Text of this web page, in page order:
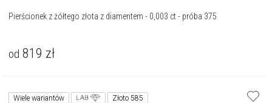
Pierścionek z żółtego złota z diamentem - 0,003 ct - próba 375
od 819 zł
Wiele wariantów Złoto 585